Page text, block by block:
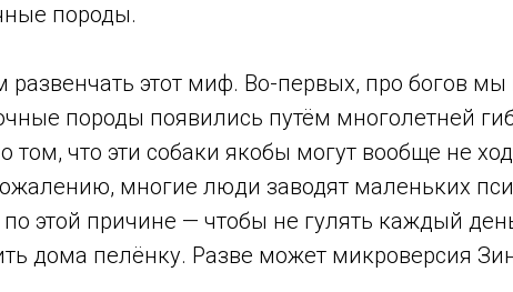
породы.
развенчать этот миф. Во-первых, про богов мы
породы появились путём многолетней
том, что эти собаки якобы могут вообще не
многие люди заводят маленьких
этой причине — чтобы не гулять каждый
дома пелёнку. Разве может микроверсия